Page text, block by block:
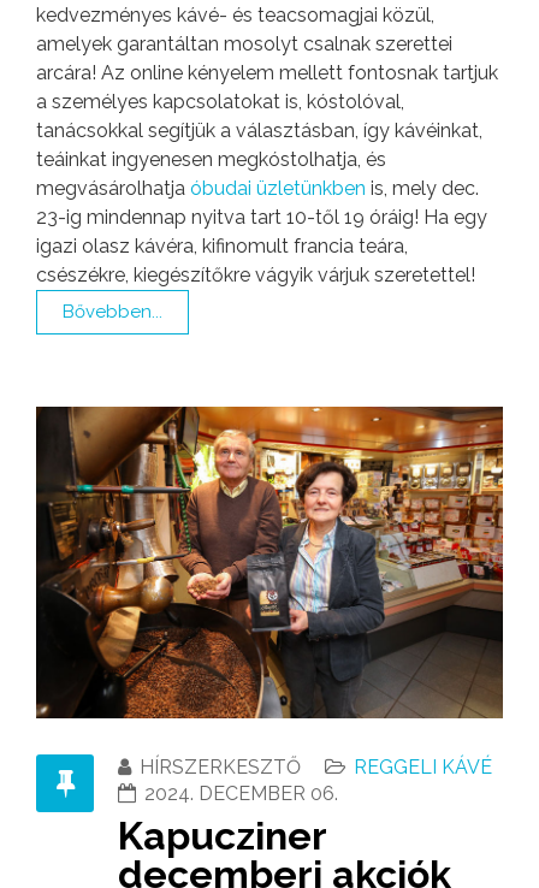
kedvezményes kávé- és teacsomagjai közül,
amelyek garantáltan mosolyt csalnak szerettei
arcára! Az online kényelem mellett fontosnak tartjuk
a személyes kapcsolatokat is, kóstolóval,
tanácsokkal segítjük a választásban, így kávéinkat,
teáinkat ingyenesen megkóstolhatja, és
megvásárolhatja óbudai üzletünkben is, mely dec.
23-ig mindennap nyitva tart 10-től 19 óráig! Ha egy
igazi olasz kávéra, kifinomult francia teára,
csészékre, kiegészítőkre vágyik várjuk szeretettel!
Bővebben...
HÍRSZERKESZTŐ
REGGELI KÁVÉ
2024. DECEMBER 06.
Kapucziner
decemberi akciók